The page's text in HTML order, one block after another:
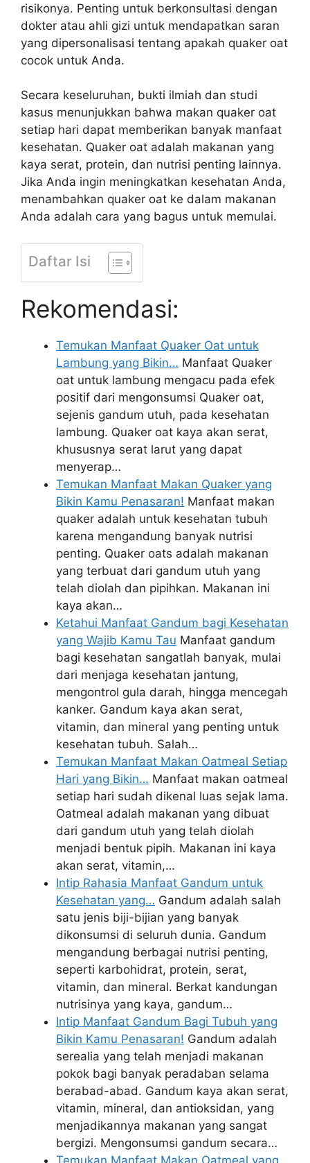
risikonya. Penting untuk berkonsultasi dengan
dokter atau ahli gizi untuk mendapatkan saran
yang dipersonalisasi tentang apakah quaker oat
cocok untuk Anda.
Secara keseluruhan, bukti ilmiah dan studi
kasus menunjukkan bahwa makan quaker oat
setiap hari dapat memberikan banyak manfaat
kesehatan. Quaker oat adalah makanan yang
kaya serat, protein, dan nutrisi penting lainnya.
Jika Anda ingin meningkatkan kesehatan Anda,
menambahkan quaker oat ke dalam makanan
Anda adalah cara yang bagus untuk memulai.
Daftar Isi
Rekomendasi:
Temukan Manfaat Quaker Oat untuk
Lambung yang Bikin… Manfaat Quaker
oat untuk lambung mengacu pada efek
positif dari mengonsumsi Quaker oat,
sejenis gandum utuh, pada kesehatan
lambung. Quaker oat kaya akan serat,
khususnya serat larut yang dapat
menyerap…
Temukan Manfaat Makan Quaker yang
Bikin Kamu Penasaran! Manfaat makan
quaker adalah untuk kesehatan tubuh
karena mengandung banyak nutrisi
penting. Quaker oats adalah makanan
yang terbuat dari gandum utuh yang
telah diolah dan pipihkan. Makanan ini
kaya akan…
Ketahui Manfaat Gandum bagi Kesehatan
yang Wajib Kamu Tau Manfaat gandum
bagi kesehatan sangatlah banyak, mulai
dari menjaga kesehatan jantung,
mengontrol gula darah, hingga mencegah
kanker. Gandum kaya akan serat,
vitamin, dan mineral yang penting untuk
kesehatan tubuh. Salah…
Temukan Manfaat Makan Oatmeal Setiap
Hari yang Bikin… Manfaat makan oatmeal
setiap hari sudah dikenal luas sejak lama.
Oatmeal adalah makanan yang dibuat
dari gandum utuh yang telah diolah
menjadi bentuk pipih. Makanan ini kaya
akan serat, vitamin,…
Intip Rahasia Manfaat Gandum untuk
Kesehatan yang… Gandum adalah salah
satu jenis biji-bijian yang banyak
dikonsumsi di seluruh dunia. Gandum
mengandung berbagai nutrisi penting,
seperti karbohidrat, protein, serat,
vitamin, dan mineral. Berkat kandungan
nutrisinya yang kaya, gandum…
Intip Manfaat Gandum Bagi Tubuh yang
Bikin Kamu Penasaran! Gandum adalah
serealia yang telah menjadi makanan
pokok bagi banyak peradaban selama
berabad-abad. Gandum kaya akan serat,
vitamin, mineral, dan antioksidan, yang
menjadikannya makanan yang sangat
bergizi. Mengonsumsi gandum secara…
Temukan Manfaat Makan Oatmeal yang